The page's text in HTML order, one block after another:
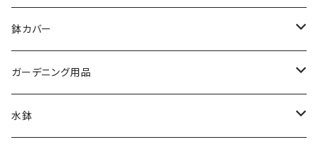
大きさ 大鉢 9号以上
素材 テラコッタ
素材 セメント・ファイバー
椅子・チェア型
自転車・三輪車型
ガーデンフェンス・柵
ウォールデコ・壁掛け
素材 アイアン・鉄製
ピック・トレリス
動物・アニマル
キャラクター
素材 レジン樹脂
鉢カバー
大きさ 5号以下
大きさ 6～8号
ガーデニング用品
ガーデンバスケット ハーベストバスケット
水鉢